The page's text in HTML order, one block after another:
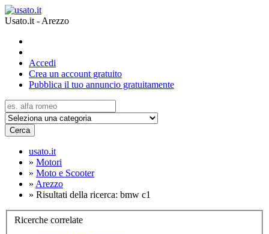
Usato.it - Arezzo
Accedi
Crea un account gratuito
Pubblica il tuo annuncio gratuitamente
Cerca
usato.it
» Motori
» Moto e Scooter
» Arezzo
» Risultati della ricerca: bmw c1
Ricerche correlate